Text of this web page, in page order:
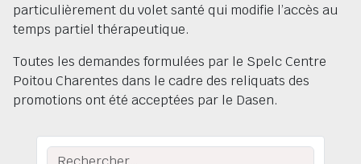
particulièrement du volet santé qui modifie l’accès au
temps partiel thérapeutique.
Toutes les demandes formulées par le Spelc Centre
Poitou Charentes dans le cadre des reliquats des
promotions ont été acceptées par le Dasen.
Rechercher :